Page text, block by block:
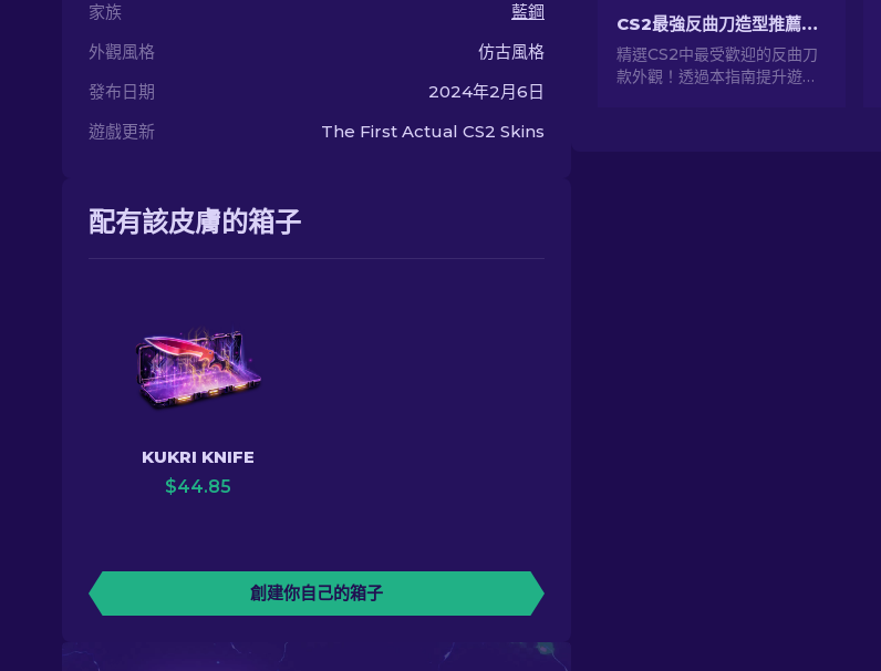
家族
藍鋼
外觀風格
仿古風格
發布日期
2024年2月6日
遊戲更新
The First Actual CS2 Skins
配有該皮膚的箱子
KUKRI KNIFE
$44.85
創建你自己的箱子
CS2最強反曲刀造型推薦【2026】
精選CS2中最受歡迎的反曲刀
款外觀！透過本指南提升遊戲